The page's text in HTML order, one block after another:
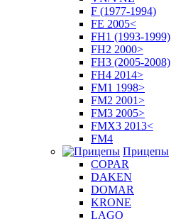
F (1977-1994)
FE 2005<
FH1 (1993-1999)
FH2 2000>
FH3 (2005-2008)
FH4 2014>
FM1 1998>
FM2 2001>
FM3 2005>
FMX3 2013<
FM4
Прицепы
COPAR
DAKEN
DOMAR
KRONE
LAGO